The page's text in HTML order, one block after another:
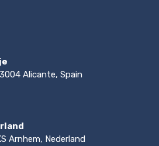
Alicante, Spain
Arnhem, Nederland